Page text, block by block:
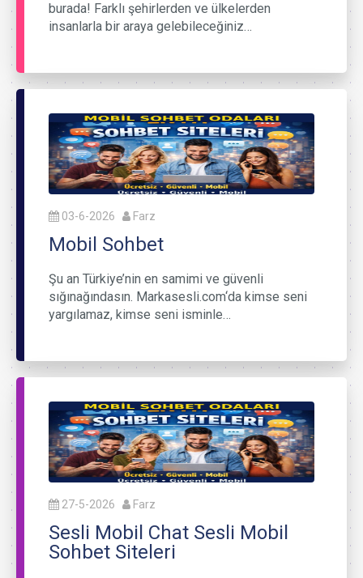
burada! Farklı şehirlerden ve ülkelerden
insanlarla bir araya gelebileceğiniz…
03-6-2026 Farz
Mobil Sohbet
Şu an Türkiye’nin en samimi ve güvenli
sığınağındasın. Markasesli.com‘da kimse seni
yargılamaz, kimse seni isminle…
27-5-2026 Farz
Sesli Mobil Chat Sesli Mobil
Sohbet Siteleri